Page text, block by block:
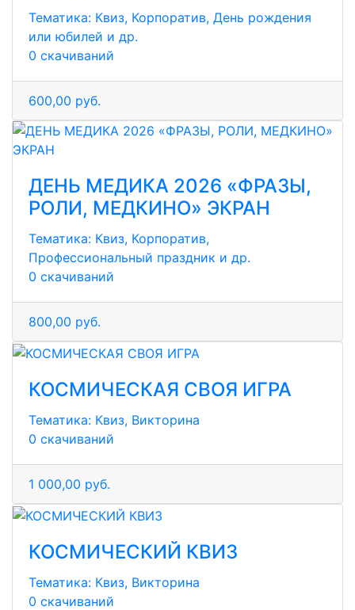
Тематика: Квиз, Корпоратив, День рождения
или юбилей и др.
0 скачиваний
600,00 руб.
ДЕНЬ МЕДИКА 2026 «ФРАЗЫ,
РОЛИ, МЕДКИНО» ЭКРАН
Тематика: Квиз, Корпоратив,
Профессиональный праздник и др.
0 скачиваний
800,00 руб.
КОСМИЧЕСКАЯ СВОЯ ИГРА
Тематика: Квиз, Викторина
0 скачиваний
1 000,00 руб.
КОСМИЧЕСКИЙ КВИЗ
Тематика: Квиз, Викторина
0 скачиваний